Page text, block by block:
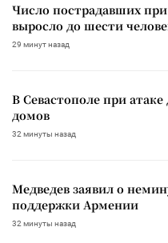
Число пострадавших
выросло до шести
29 минут назад
В Севастополе при
домов
32 минуты назад
Медведев заявил о
поддержки Армении
32 минуты назад